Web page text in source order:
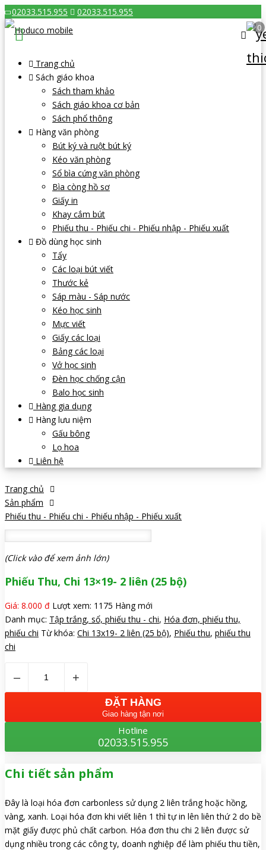
02033.515.955 02033.515.955
0
Trang chủ
Sách giáo khoa
Sách tham khảo
Sách giáo khoa cơ bản
Sách phổ thông
Hàng văn phòng
Bút ký và ruột bút ký
Kéo văn phòng
Sổ bìa cứng văn phòng
Bìa còng hồ sơ
Giấy in
Khay cắm bút
Phiếu thu - Phiếu chi - Phiếu nhập - Phiếu xuất
Đồ dùng học sinh
Tẩy
Các loại bút viết
Thước kẻ
Sáp màu - Sáp nước
Kéo học sinh
Mực viết
Giấy các loại
Bảng các loại
Vở học sinh
Đèn học chống cận
Balo học sinh
Hàng gia dụng
Hàng lưu niệm
Gấu bông
Lọ hoa
Liên hệ
Trang chủ
Sản phẩm
Phiếu thu - Phiếu chi - Phiếu nhập - Phiếu xuất
(Click vào để xem ảnh lớn)
Phiếu Thu, Chi 13×19- 2 liên (25 bộ)
Giá: 8.000 đ Lượt xem: 1175 Hàng mới
Danh mục: Tập trắng, sổ, phiếu thu - chi, Hóa đơn, phiếu thu,
phiếu chi Từ khóa: Chi 13x19- 2 liên (25 bộ), Phiếu thu, phiếu thu
chi
– +
ĐẶT HÀNG
Giao hàng tận nơi
Hotline
02033.515.955
Chi tiết sản phẩm
Đây là loại hóa đơn carbonless sử dụng 2 liên trắng hoặc hồng,
vàng, xanh. Loại hóa đơn khi viết liên 1 thì tự in lên liên thứ 2 do bề
mặt giấy được phủ chất carbon. Hóa đơn thu chi 2 liên được sử
dụng nhiều trong các công ty, doanh nghiệp để làm phiếu thu tiền,